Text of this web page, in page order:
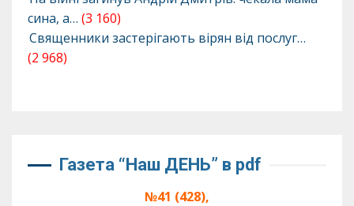
сина, а… (3 160)
Священники застерігають вірян від послуг…
(2 968)
Газета “Наш ДЕНЬ” в pdf
№41 (428),